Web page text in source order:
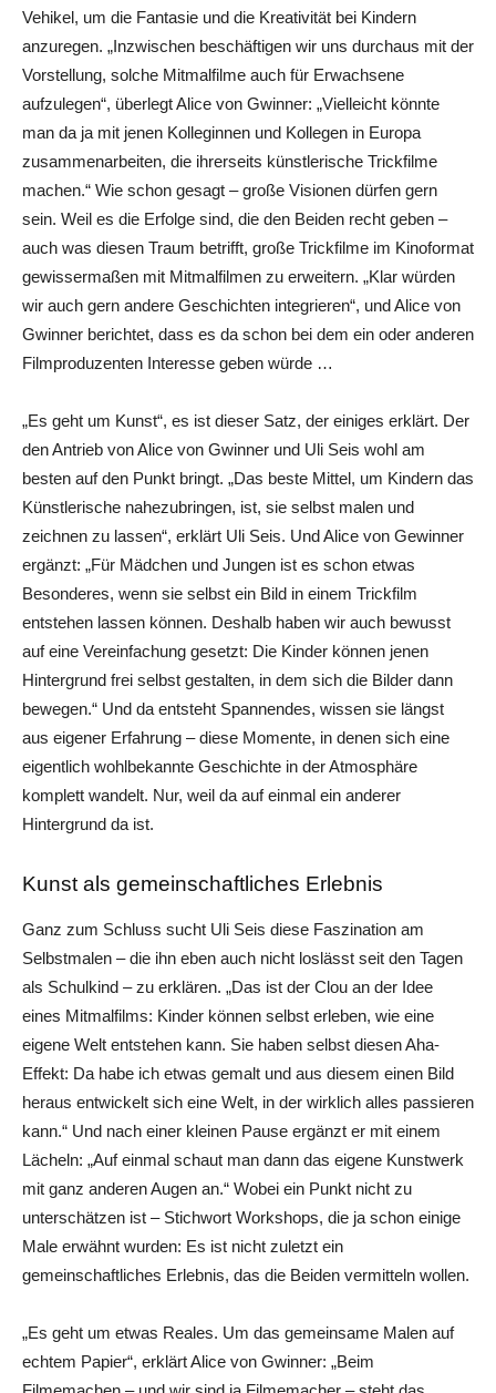
Vehikel, um die Fantasie und die Kreativität bei Kindern
anzuregen. „Inzwischen beschäftigen wir uns durchaus mit der
Vorstellung, solche Mitmalfilme auch für Erwachsene
aufzulegen“, überlegt Alice von Gwinner: „Vielleicht könnte
man da ja mit jenen Kolleginnen und Kollegen in Europa
zusammenarbeiten, die ihrerseits künstlerische Trickfilme
machen.“ Wie schon gesagt – große Visionen dürfen gern
sein. Weil es die Erfolge sind, die den Beiden recht geben –
auch was diesen Traum betrifft, große Trickfilme im Kinoformat
gewissermaßen mit Mitmalfilmen zu erweitern. „Klar würden
wir auch gern andere Geschichten integrieren“, und Alice von
Gwinner berichtet, dass es da schon bei dem ein oder anderen
Filmproduzenten Interesse geben würde …
„Es geht um Kunst“, es ist dieser Satz, der einiges erklärt. Der
den Antrieb von Alice von Gwinner und Uli Seis wohl am
besten auf den Punkt bringt. „Das beste Mittel, um Kindern das
Künstlerische nahezubringen, ist, sie selbst malen und
zeichnen zu lassen“, erklärt Uli Seis. Und Alice von Gewinner
ergänzt: „Für Mädchen und Jungen ist es schon etwas
Besonderes, wenn sie selbst ein Bild in einem Trickfilm
entstehen lassen können. Deshalb haben wir auch bewusst
auf eine Vereinfachung gesetzt: Die Kinder können jenen
Hintergrund frei selbst gestalten, in dem sich die Bilder dann
bewegen.“ Und da entsteht Spannendes, wissen sie längst
aus eigener Erfahrung – diese Momente, in denen sich eine
eigentlich wohlbekannte Geschichte in der Atmosphäre
komplett wandelt. Nur, weil da auf einmal ein anderer
Hintergrund da ist.
Kunst als gemeinschaftliches Erlebnis
Ganz zum Schluss sucht Uli Seis diese Faszination am
Selbstmalen – die ihn eben auch nicht loslässt seit den Tagen
als Schulkind – zu erklären. „Das ist der Clou an der Idee
eines Mitmalfilms: Kinder können selbst erleben, wie eine
eigene Welt entstehen kann. Sie haben selbst diesen Aha-
Effekt: Da habe ich etwas gemalt und aus diesem einen Bild
heraus entwickelt sich eine Welt, in der wirklich alles passieren
kann.“ Und nach einer kleinen Pause ergänzt er mit einem
Lächeln: „Auf einmal schaut man dann das eigene Kunstwerk
mit ganz anderen Augen an.“ Wobei ein Punkt nicht zu
unterschätzen ist – Stichwort Workshops, die ja schon einige
Male erwähnt wurden: Es ist nicht zuletzt ein
gemeinschaftliches Erlebnis, das die Beiden vermitteln wollen.
„Es geht um etwas Reales. Um das gemeinsame Malen auf
echtem Papier“, erklärt Alice von Gwinner: „Beim